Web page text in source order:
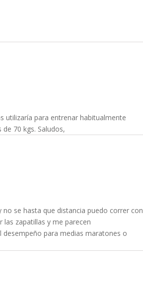
utilizaría para entrenar habitualmente
70 kgs. Saludos,
se hasta que distancia puedo correr con
zapatillas y me parecen
desempeño para medias maratones o